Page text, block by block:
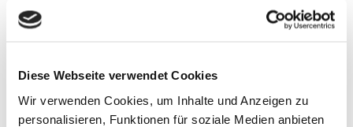
Diese Webseite verwendet Cookies
Wir verwenden Cookies, um Inhalte und Anzeigen zu
personalisieren, Funktionen für soziale Medien anbieten
Anfahrt: